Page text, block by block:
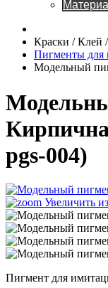
Краски / Клей
Пигменты для
Модельный
pgs-004)
Увеличить
Пигмент для